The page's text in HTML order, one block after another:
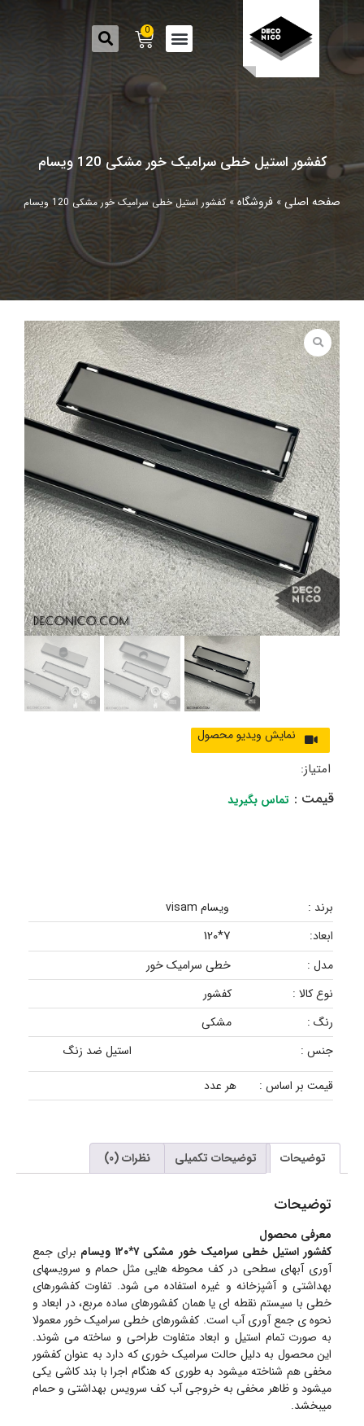
0
کفشور استیل خطی سرامیک خور مشکی 120 ویسام
صفحه اصلی » فروشگاه »کفشور استیل خطی سرامیک خور مشکی 120 ویسام
امتیاز:
قیمت : تماس بگیرید
برند :
ویسام visam
ابعاد:
7*120
مدل :
خطی سرامیک خور
نوع کالا :
کفشور
رنگ :
مشکی
جنس :
استیل ضد زنگ
قیمت بر اساس :
هر عدد
توضیحات توضیحات تکمیلی نظرات (0)
توضیحات
معرفی محصول
کفشور استیل خطی سرامیک خور مشکی ۷*۱۲۰ ویسام
برای جمع
آوری آبهای سطحی در کف محوطه هایی مثل حمام و سرویسهای
بهداشتی و آشپزخانه و غیره استفاده می شود. تفاوت کفشورهای
خطی با سیستم نقطه ای یا همان کفشورهای ساده مربع، در ابعاد و
نحوه ی جمع آوری آب است. کفشورهای خطی سرامیک خور معمولا
به صورت تمام استیل و ابعاد متفاوت طراحی و ساخته می شوند.
این محصول به دلیل حالت سرامیک خوری که دارد به عنوان کفشور
مخفی هم شناخته میشود به طوری که هنگام اجرا با بند کاشی یکی
میشود و ظاهر مخفی به خروجی آب کف سرویس بهداشتی و حمام
میبخشد.